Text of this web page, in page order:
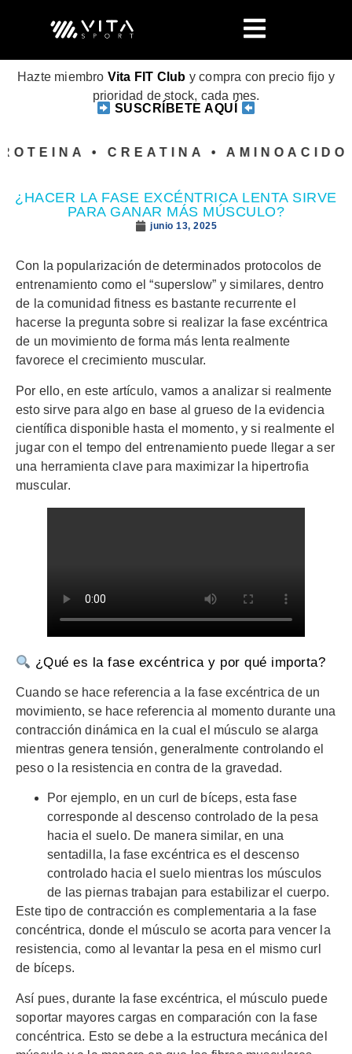
Hazte miembro Vita FIT Club y compra con precio fijo y
prioridad de stock, cada mes.
SUSCRÍBETE AQUÍ
• CREATINA •
¿HACER LA FASE EXCÉNTRICA LENTA SIRVE
PARA GANAR MÁS MÚSCULO?
junio 13, 2025
Con la popularización de determinados protocolos de
entrenamiento como el “superslow” y similares, dentro
de la comunidad fitness es bastante recurrente el
hacerse la pregunta sobre si realizar la fase excéntrica
de un movimiento de forma más lenta realmente
favorece el crecimiento muscular.
Por ello, en este artículo, vamos a analizar si realmente
esto sirve para algo en base al grueso de la evidencia
científica disponible hasta el momento, y si realmente el
jugar con el tempo del entrenamiento puede llegar a ser
una herramienta clave para maximizar la hipertrofia
muscular.
¿Qué es la fase excéntrica y por qué importa?
Cuando se hace referencia a la fase excéntrica de un
movimiento, se hace referencia al momento durante una
contracción dinámica en la cual el músculo se alarga
mientras genera tensión, generalmente controlando el
peso o la resistencia en contra de la gravedad.
Por ejemplo, en un curl de bíceps, esta fase
corresponde al descenso controlado de la pesa
hacia el suelo. De manera similar, en una
sentadilla, la fase excéntrica es el descenso
controlado hacia el suelo mientras los músculos
de las piernas trabajan para estabilizar el cuerpo.
Este tipo de contracción es complementaria a la fase
concéntrica, donde el músculo se acorta para vencer la
resistencia, como al levantar la pesa en el mismo curl
de bíceps.
Así pues, durante la fase excéntrica, el músculo puede
soportar mayores cargas en comparación con la fase
concéntrica. Esto se debe a la estructura mecánica del